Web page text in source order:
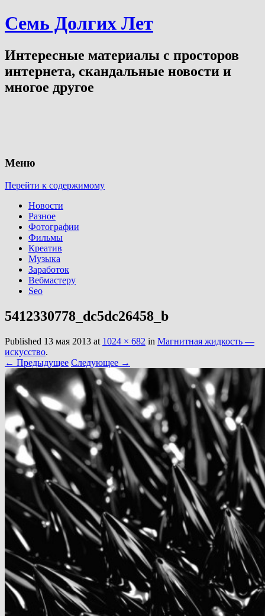
Семь Долгих Лет
Интересные материалы с просторов
интернета, скандальные новости и
многое другое
Меню
Перейти к содержимому
Новости
Разное
Фотографии
Фильмы
Креатив
Музыка
Заработок
Вебмастеру
Seo
5412330778_dc5dc26458_b
Published 13 мая 2013 at 1024 × 682 in Магнитная жидкость —
искусство.
← Предыдущее Следующее →